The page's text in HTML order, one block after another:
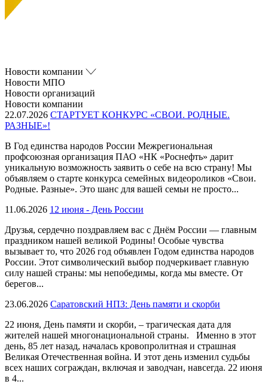
Новости компании
Новости МПО
Новости организаций
Новости компании
22.07.2026 СТАРТУЕТ КОНКУРС «СВОИ. РОДНЫЕ.
РАЗНЫЕ»!
В Год единства народов России Межрегиональная
профсоюзная организация ПАО «НК «Роснефть» дарит
уникальную возможность заявить о себе на всю страну! Мы
объявляем о старте конкурса семейных видеороликов «Свои.
Родные. Разные». Это шанс для вашей семьи не просто...
11.06.2026 12 июня - День России
Друзья, сердечно поздравляем вас с Днём России — главным
праздником нашей великой Родины! Особые чувства
вызывает то, что 2026 год объявлен Годом единства народов
России. Этот символический выбор подчеркивает главную
силу нашей страны: мы непобедимы, когда мы вместе. От
берегов...
23.06.2026 Саратовский НПЗ: День памяти и скорби
22 июня, День памяти и скорби, – трагическая дата для
жителей нашей многонациональной страны. Именно в этот
день, 85 лет назад, началась кровопролитная и страшная
Великая Отечественная война. И этот день изменил судьбы
всех наших сограждан, включая и заводчан, навсегда. 22 июня
в 4...